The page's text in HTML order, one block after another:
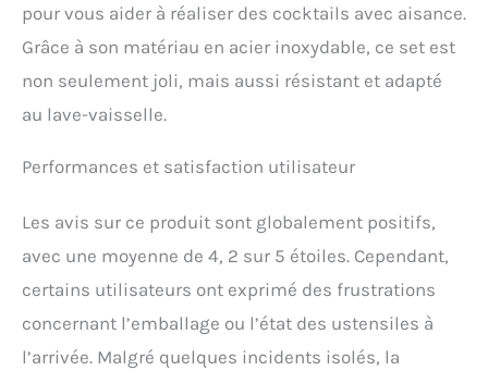
pour vous aider à réaliser des cocktails avec aisance.
Grâce à son matériau en acier inoxydable, ce set est
non seulement joli, mais aussi résistant et adapté
au lave-vaisselle.
Performances et satisfaction utilisateur
Les avis sur ce produit sont globalement positifs,
avec une moyenne de 4, 2 sur 5 étoiles. Cependant,
certains utilisateurs ont exprimé des frustrations
concernant l’emballage ou l’état des ustensiles à
l’arrivée. Malgré quelques incidents isolés, la